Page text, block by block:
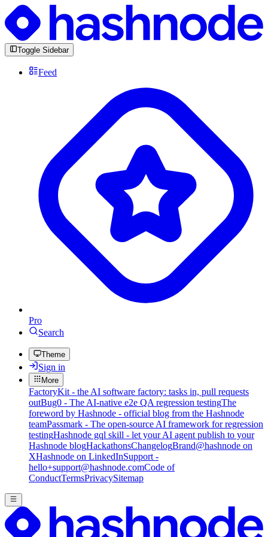
Toggle Sidebar
Feed
Pro
Search
Theme
Sign in
More
FactoryKit - the AI software factory: tasks in, pull requests
outBug0 - The AI-native e2e QA regression testingThe
foreword by Hashnode - official blog from the Hashnode
teamPassmark - The open-source AI framework for regression
testingHashnode gql skill - let your AI agent publish to your
Hashnode blogHackathonsChangelogBrand@hashnode on
XHashnode on LinkedInSupport -
hello+support@hashnode.comCode of
ConductTermsPrivacySitemap